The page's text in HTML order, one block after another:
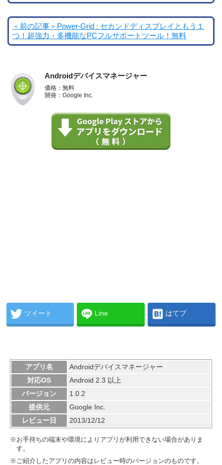
＜前の記事＞Power-Grid : セカンドディスプレイともう１
つ！超強力・多機能なPCフルサポートツール！無料
Androidデバイスマネージャー
価格：無料
開発：Google Inc.
ツイート Line はてブ
アプリ名
Androidデバイスマネージャー
対応OS
Android 2.3 以上
バージョン
1.0.2
提供元
Google Inc.
レビュー日
2013/12/12
※お手持ちの端末や環境によりアプリが利用できない場合がありま
す。
※ご紹介したアプリの内容はレビュー時のバージョンのものです。